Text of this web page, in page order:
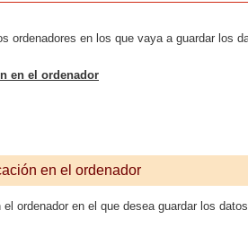
ordenadores en los que vaya a guardar los
en el ordenador
en el ordenador
ordenador en el que desea guardar los